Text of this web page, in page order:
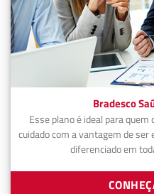
Bradesco
Esse plano é ideal para
cuidado com a vantagem de
diferenciado em